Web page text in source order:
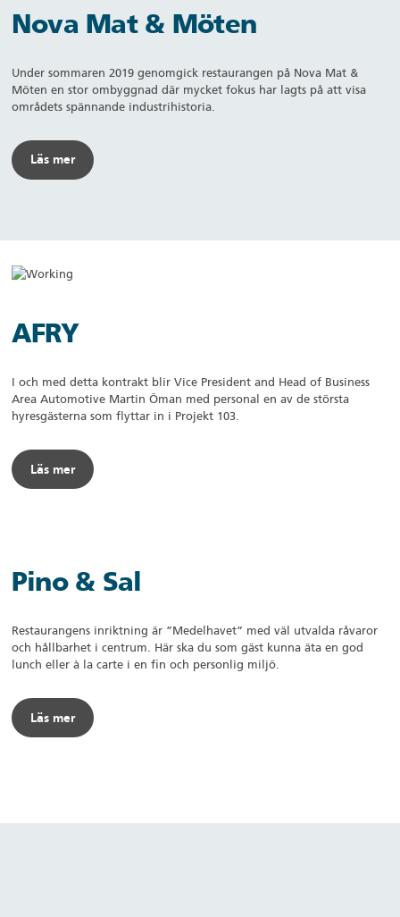
Nova Mat & Möten
Under sommaren 2019 genomgick restaurangen på Nova Mat &
Möten en stor ombyggnad där mycket fokus har lagts på att visa
områdets spännande industrihistoria.
Läs mer
AFRY
I och med detta kontrakt blir Vice President and Head of Business
Area Automotive Martin Öman med personal en av de största
hyresgästerna som flyttar in i Projekt 103.
Läs mer
Pino & Sal
Restaurangens inriktning är ”Medelhavet” med väl utvalda råvaror
och hållbarhet i centrum. Här ska du som gäst kunna äta en god
lunch eller à la carte i en fin och personlig miljö.
Läs mer